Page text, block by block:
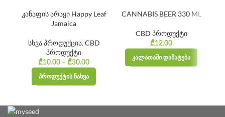
კანაფის არაყი Happy Leaf
Jamaica
სხვა პროდუქცია, CBD
პროდუქტი
₾10.00 – ₾30.00
range:
ᲞᲠᲝᲓᲣᲥᲢᲘᲡ ᲜᲐᲮᲕᲐ
CANNABIS BEER 330 ML
CBD პროდუქტი
₾12.00
ᲙᲐᲚᲐᲗᲐᲨᲘ ᲓᲐᲛᲐᲢᲔᲑᲐ